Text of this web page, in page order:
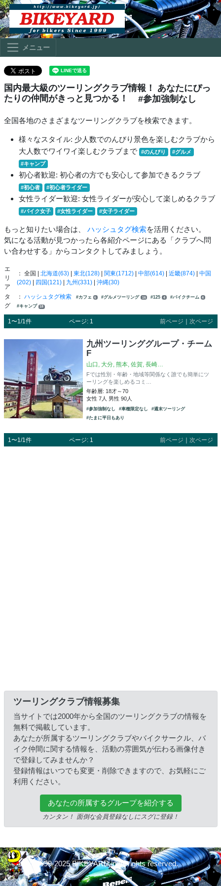
メニュー
国内最大級のツーリングクラブ情報！ あなたにぴっ
たりの仲間がきっと見つかる！
#参加強制なし
全国各地のさまざまなツーリングクラブを検索できます。
様々なスタイル: 少人数でのんびり景色を楽しむクラブから
大人数でワイワイ楽しむクラブまで
#のんびり
#グルメ
#キャンプ
初心者歓迎: 初心者の方でも安心して参加できるクラブ
#初心者 #初心者ライダー
女性ライダー歓迎: 女性ライダーが安心して楽しめるクラブ
#バイク女子 #女性ライダー #女子ライダー
もっと知りたい場合は、 ハッシュタグ検索を活用ください。
気になる活動が見つかったら各紹介ページにある「クラブへ問
い合わせする」からコンタクトしてみましょう。
エ
リ
ア
： 全国 | 北海道(63)| 東北(128)| 関東(1712)| 中部(614)| 近畿(874)| 中国
(202)| 四国(121)| 九州(331)| 沖縄(30)
タ
グ
： ハッシュタグ検索 #カフェ 6 #グルメツーリング 16 #125 4 #バイクチーム 4
#キャンプ 18
1〜1/1件 ページ: 1 前ページ 次ページ
九州ツーリンググループ・チーム
F
山口, 大分, 熊本, 佐賀, 長崎…
Fでは性別・年齢・地域等関係なく誰でも簡単にツ
ーリングを楽しめるコミ…
年齢層: 18才～70
女性 7人 男性 90人
#参加強制なし #車種限定なし
#週末ツーリング
#たまに平日もあり
1〜1/1件 ページ: 1 前ページ ｜ 次ページ
ツーリングクラブ情報募集
当サイトでは2000年から全国のツーリングクラブの情報を
無料で掲載しています。
あなたが所属するツーリングクラブやバイクサークル、バ
イク仲間に関する情報を、活動の雰囲気が伝わる画像付き
で登録してみませんか？
登録情報はいつでも変更・削除できますので、お気軽にご
利用ください。
あなたの所属するグループを紹介する
カンタン！ 面倒な会員登録なしにスグに登録！
© 1999-2025 BIKEYARD.jp All rights reserved.